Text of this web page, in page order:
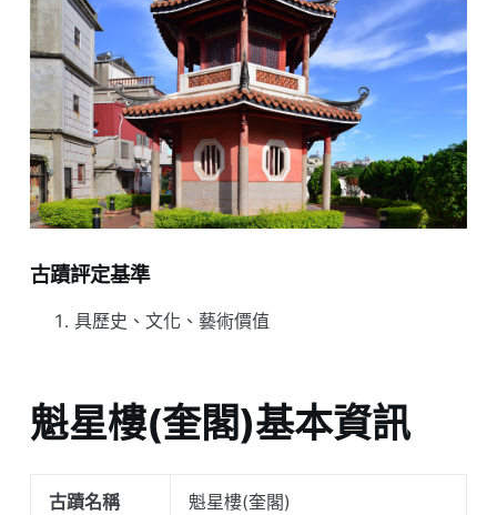
古蹟評定基準
具歷史、文化、藝術價值
魁星樓(奎閣)基本資訊
古蹟名稱 魁星樓(奎閣)